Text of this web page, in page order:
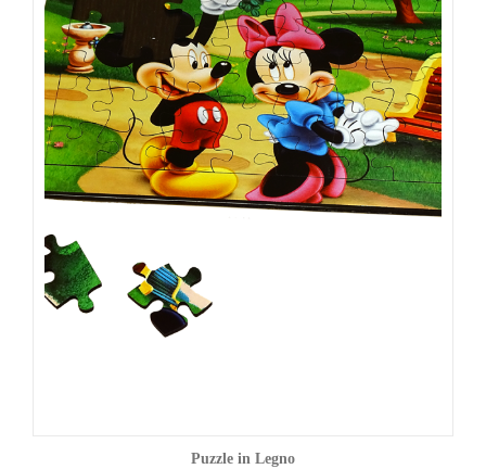
Puzzle in Legno